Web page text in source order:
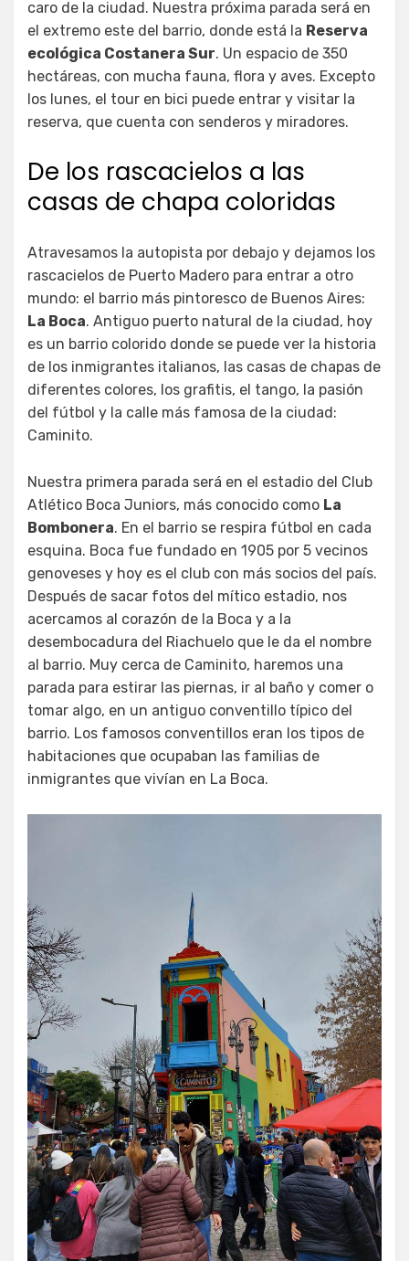
caro de la ciudad. Nuestra próxima parada será en
el extremo este del barrio, donde está la Reserva
ecológica Costanera Sur. Un espacio de 350
hectáreas, con mucha fauna, flora y aves. Excepto
los lunes, el tour en bici puede entrar y visitar la
reserva, que cuenta con senderos y miradores.
De los rascacielos a las
casas de chapa coloridas
Atravesamos la autopista por debajo y dejamos los
rascacielos de Puerto Madero para entrar a otro
mundo: el barrio más pintoresco de Buenos Aires:
La Boca. Antiguo puerto natural de la ciudad, hoy
es un barrio colorido donde se puede ver la historia
de los inmigrantes italianos, las casas de chapas de
diferentes colores, los grafitis, el tango, la pasión
del fútbol y la calle más famosa de la ciudad:
Caminito.
Nuestra primera parada será en el estadio del Club
Atlético Boca Juniors, más conocido como La
Bombonera. En el barrio se respira fútbol en cada
esquina. Boca fue fundado en 1905 por 5 vecinos
genoveses y hoy es el club con más socios del país.
Después de sacar fotos del mítico estadio, nos
acercamos al corazón de la Boca y a la
desembocadura del Riachuelo que le da el nombre
al barrio. Muy cerca de Caminito, haremos una
parada para estirar las piernas, ir al baño y comer o
tomar algo, en un antiguo conventillo típico del
barrio. Los famosos conventillos eran los tipos de
habitaciones que ocupaban las familias de
inmigrantes que vivían en La Boca.